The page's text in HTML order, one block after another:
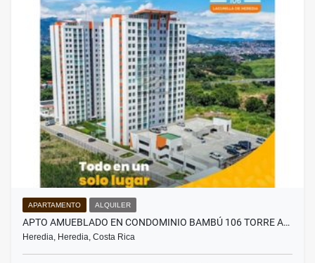
APARTAMENTO ALQUILER
APTO AMUEBLADO EN CONDOMINIO BAMBÚ 106 TORRE A…
Heredia, Heredia, Costa Rica